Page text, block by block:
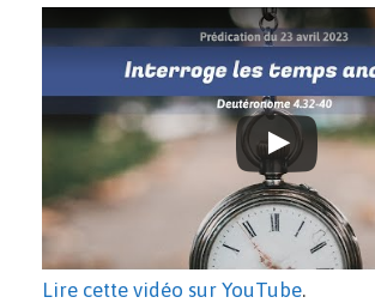
Lire cette vidéo sur YouTube.